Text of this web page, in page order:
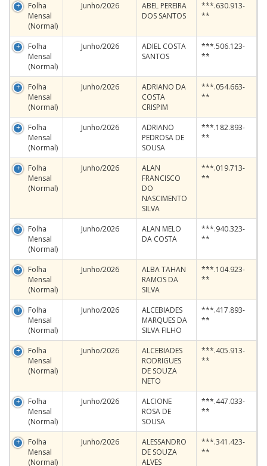
Folha
Mensal
(Normal)
Junho/2026
ABEL PEREIRA
DOS SANTOS
***.630.913-
**
Folha
Mensal
(Normal)
Junho/2026
ADIEL COSTA
SANTOS
***.506.123-
**
Folha
Mensal
(Normal)
Junho/2026
ADRIANO DA
COSTA
CRISPIM
***.054.663-
**
Folha
Mensal
(Normal)
Junho/2026
ADRIANO
PEDROSA DE
SOUSA
***.182.893-
**
Folha
Mensal
(Normal)
Junho/2026
ALAN
FRANCISCO
DO
NASCIMENTO
SILVA
***.019.713-
**
Folha
Mensal
(Normal)
Junho/2026
ALAN MELO
DA COSTA
***.940.323-
**
Folha
Mensal
(Normal)
Junho/2026
ALBA TAHAN
RAMOS DA
SILVA
***.104.923-
**
Folha
Mensal
(Normal)
Junho/2026
ALCEBIADES
MARQUES DA
SILVA FILHO
***.417.893-
**
Folha
Mensal
(Normal)
Junho/2026
ALCEBIADES
RODRIGUES
DE SOUZA
NETO
***.405.913-
**
Folha
Mensal
(Normal)
Junho/2026
ALCIONE
ROSA DE
SOUSA
***.447.033-
**
Folha
Mensal
(Normal)
Junho/2026
ALESSANDRO
DE SOUZA
ALVES
***.341.423-
**